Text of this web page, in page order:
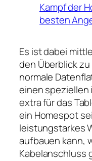
Kampf der
besten
Es ist dabei
den Überblick
normale
einen speziellen
extra für das
ein Homespot
leistungstarkes
aufbauen kann,
Kabelanschluss